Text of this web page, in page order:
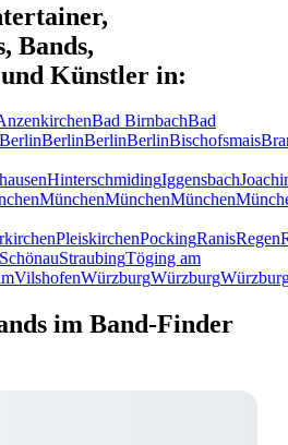
Bands,
Künstler in:
Bad BirnbachBad
BerlinBerlinBerlinBerlinBischofsmais
HinterschmidingIggensbach
MünchenMünchenMünchen
PleiskirchenPockingRanisRegen
SchönauStraubingTöging am
VilshofenWürzburgWürzburg
im Band-Finder